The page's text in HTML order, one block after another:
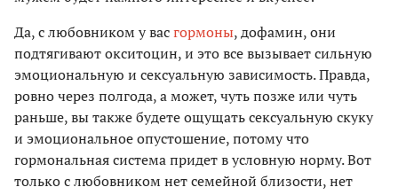
Да, с любовником у васгормоны, дофамин, они
подтягивают окситоцин, и это все вызывает сильную
эмоциональную и сексуальную зависимость. Правда,
ровно через полгода, а может, чуть позже или чуть
раньше, вы также будете ощущать сексу­альную скуку
и эмоциональное опустошение, потому что
гормональная система придет в условную норму. Вот
только с любовником нет семейной близости, нет